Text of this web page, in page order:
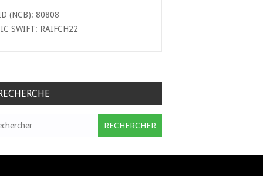
(NCB): 80808
SWIFT: RAIFCH22
RECHERCHE
: